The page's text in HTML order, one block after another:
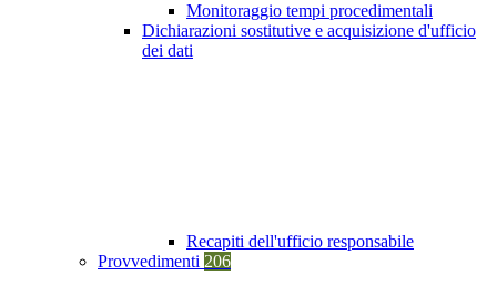
Monitoraggio tempi procedimentali
Dichiarazioni sostitutive e acquisizione d'ufficio
dei dati
Recapiti dell'ufficio responsabile
Provvedimenti 206